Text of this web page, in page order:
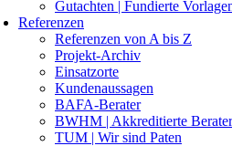
Gutachten | Fundierte
Referenzen
Referenzen von A bis Z
Projekt-Archiv
Einsatzorte
Kundenaussagen
BAFA-Berater
BWHM | Akkreditierte Berater
TUM | Wir sind Paten